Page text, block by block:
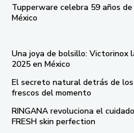
Tupperware celebra 59 años
México
Una joya de bolsillo: Victorinox
2025 en México
El secreto natural detrás de
frescos del momento
RINGANA revoluciona el
FRESH skin perfection